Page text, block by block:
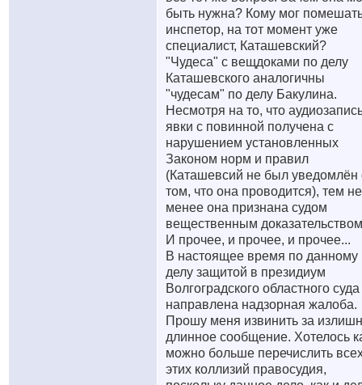
быть нужна? Кому мог
инспетор, на тот момент уже
специалист, Каташевский?
"Чудеса" с вещдоками по делу
Каташевского аналогичны
"чудесам" по делу Бакулина.
Несмотря на то, что
явки с повинной получена с
нарушением установленных
Законом норм и правил
(Каташевсий не был уведомлён
том, что она проводится), тем не
менее она признана судом
вещественным
И прочее, и прочее, и прочее...
В настоящее время по данному
делу защитой в президиум
Волгоградского областного суда
направлена надзорная жалоба.
Прошу меня извинить за
длинное сообщение. Хотелось
можно больше перечислить
этих коллизий правосудия,